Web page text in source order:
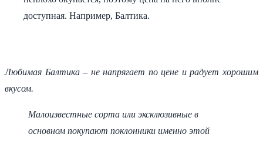
доступная. Например, Балтика.
Любимая Балтика – не напрягает по цене и радует хорошим
вкусом.
Малоизвестные сорта или эксклюзивные в
основном покупают поклонники именно этой